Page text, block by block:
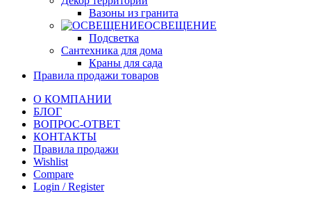
Вазоны из гранита
ОСВЕЩЕНИЕ
Подсветка
Сантехника для дома
Краны для сада
Правила продажи товаров
О КОМПАНИИ
БЛОГ
ВОПРОС-ОТВЕТ
КОНТАКТЫ
Правила продажи
Wishlist
Compare
Login / Register